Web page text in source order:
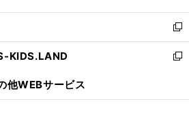
開
く
ウ
で
開
く
ン
ド
ウ
で
ウ
ィ
ン
ド
開
新
し
い
ン
KIDS.LAND
新
ウ
他WEBサービス